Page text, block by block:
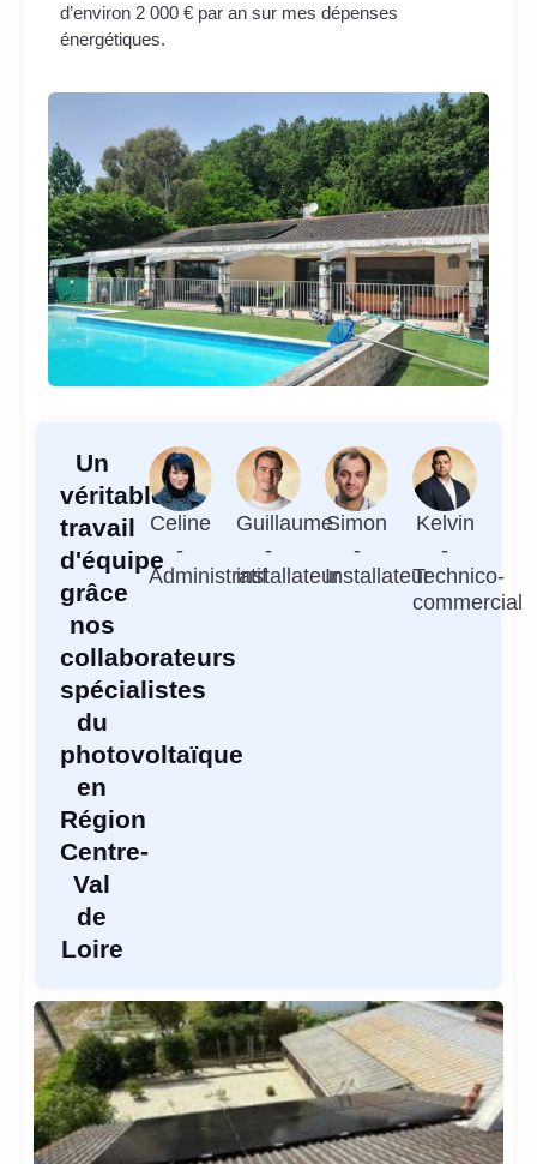
d’environ 2 000 € par an sur mes dépenses
énergétiques.
Un
véritable
travail
d'équipe
grâce
nos
collaborateurs
spécialistes
du
photovoltaïque
en
Région
Centre-
Val
de
Loire
Celine
-
Administratif
Guillaume
-
installateur
Simon
-
Installateur
Kelvin
-
Technico-
commercial